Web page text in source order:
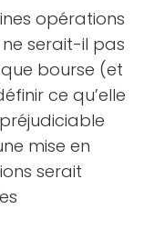
opérations
serait-il pas
bourse (et
ce qu’elle
mise en
serait